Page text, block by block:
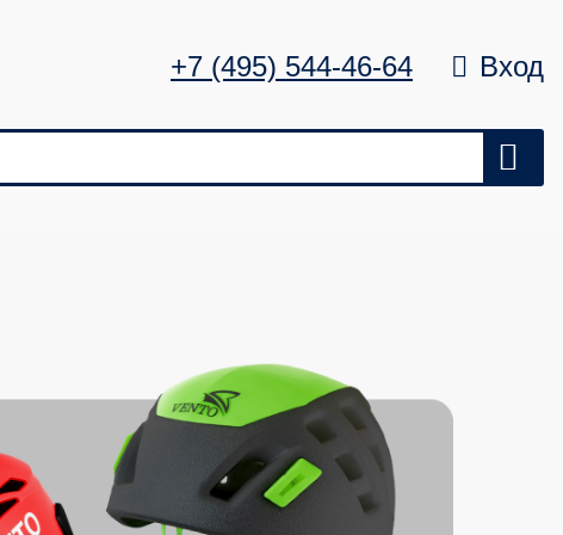
+7 (495) 544-46-64 Вход
0 ₽